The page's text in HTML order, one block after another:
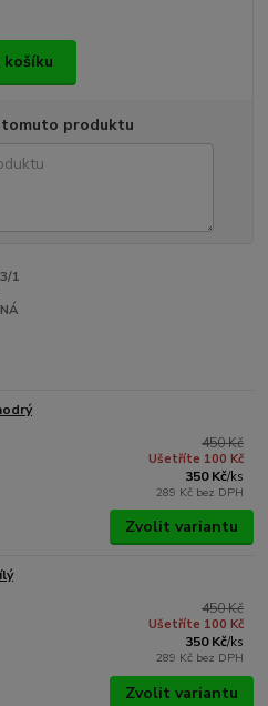
tomuto produktu
1
450 Kč
Ušetříte 100 Kč
350 Kč/ks
289 Kč bez DPH
Zvolit variantu
450 Kč
Ušetříte 100 Kč
350 Kč/ks
289 Kč bez DPH
Zvolit variantu